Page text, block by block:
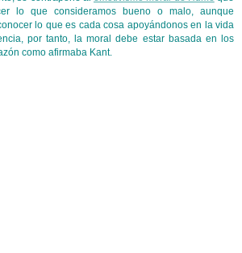
lo que consideramos bueno o malo, aunque
lo que es cada cosa apoyándonos en la vida
por tanto, la moral debe estar basada en los
como afirmaba Kant.